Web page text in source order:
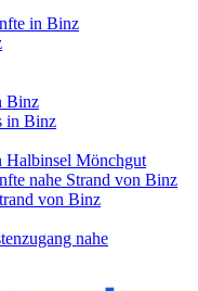
in Binz
Binz
in Binz
Halbinsel Mönchgut
nahe Strand von Binz
von Binz
nahe